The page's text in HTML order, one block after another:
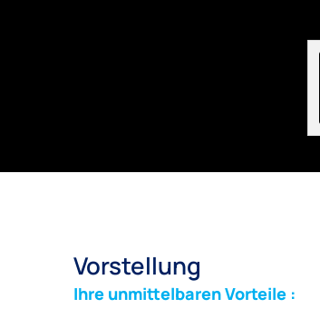
Vorstellung
Ihre unmittelbaren Vorteile :